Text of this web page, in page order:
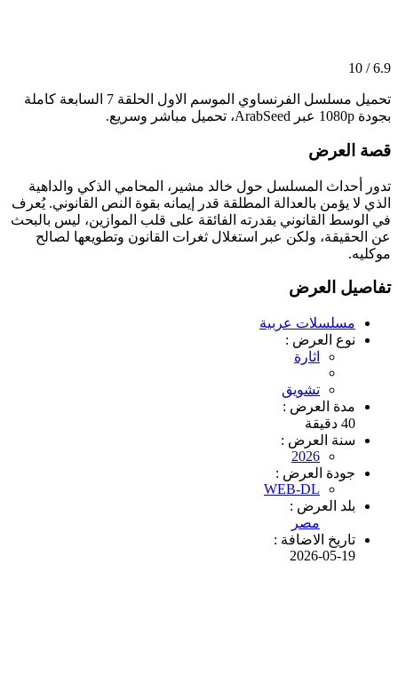
6.9 / 10
تحميل مسلسل الفرنساوي الموسم الاول الحلقة 7 السابعة كاملة
بجودة 1080p عبر ArabSeed، تحميل مباشر وسريع.
قصة العرض
تدور أحداث المسلسل حول خالد مشير، المحامي الذكي والداهية
الذي لا يؤمن بالعدالة المطلقة قدر إيمانه بقوة النص القانوني. يُعرف
في الوسط القانوني بقدرته الفائقة على قلب الموازين، ليس بالبحث
عن الحقيقة، ولكن عبر استغلال ثغرات القانون وتطويعها لصالح
موكليه.
تفاصيل العرض
مسلسلات عربية
نوع العرض :
اثارة
تشويق
مدة العرض :
40 دقيقة
سنة العرض :
2026
جودة العرض :
WEB-DL
بلد العرض :
مصر
تاريخ الاضافة :
2026-05-19